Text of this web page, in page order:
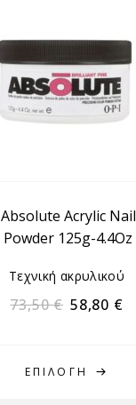
ΕΠΙΛΟΓΉ
Absolute Acrylic Nail
Powder 125g-4.4Oz
Τεχνική ακρυλικού
73,50€ 58,80 €